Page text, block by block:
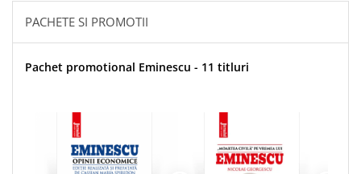
PACHETE SI PROMOTII
Pachet promotional Eminescu - 11 titluri